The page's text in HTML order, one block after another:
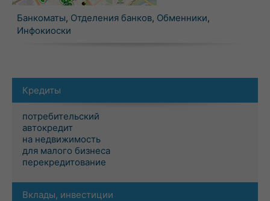
Банкоматы, Отделения банков, Обменники,
Инфокиоски
Кредиты
потребительский
автокредит
на недвижимость
для малого бизнеса
перекредитование
Вклады, инвестиции